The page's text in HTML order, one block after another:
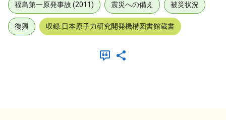
福島第一原発事故 (2011) 震災への備え 被災状況
復興 収録:日本原子力研究開発機構図書館蔵書